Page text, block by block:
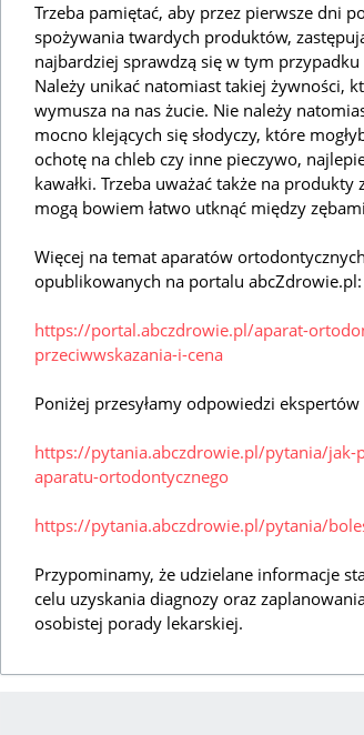
Trzeba pamiętać, aby przez pierwsze dni
spożywania twardych produktów,
najbardziej sprawdzą się w tym
Należy unikać natomiast takiej żywności,
wymusza na nas żucie. Nie należy
mocno klejących się słodyczy, które
ochotę na chleb czy inne pieczywo,
kawałki. Trzeba uważać także na
mogą bowiem łatwo utknąć między
Więcej na temat aparatów
opublikowanych na portalu abcZdrowie.pl:
https://portal.abczdrowie.pl/aparat-
przeciwwskazania-i-cena
Poniżej przesyłamy odpowiedzi
https://pytania.abczdrowie.pl/pytania/jak-
aparatu-ortodontycznego
https://pytania.abczdrowie.pl/pytania/
Przypominamy, że udzielane informacje
celu uzyskania diagnozy oraz
osobistej porady lekarskiej.